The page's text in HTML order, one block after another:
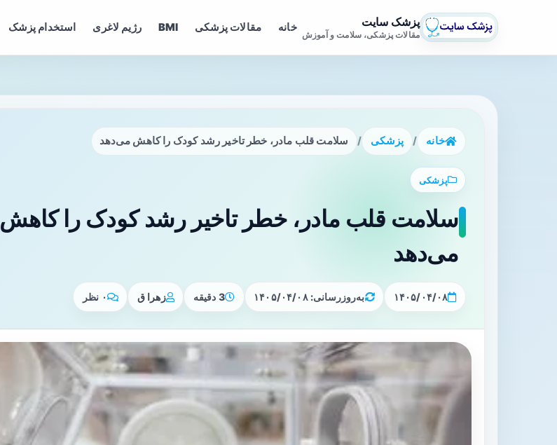
پزشک سایت
مقالات پزشکی، سلامت و آموزش
خانه مقالات پزشکی BMI رژیم لاغری استخدام پزشک
خانه / پزشکی / سلامت قلب مادر، خطر تاخیر رشد کودک را کاهش می‌دهد
پزشکی
سلامت قلب مادر، خطر تاخیر رشد کودک را کاهش
می‌دهد
۱۴۰۵/۰۴/۰۸ به‌روزرسانی: ۱۴۰۵/۰۴/۰۸ 3 دقیقه زهرا ق ۰ نظر